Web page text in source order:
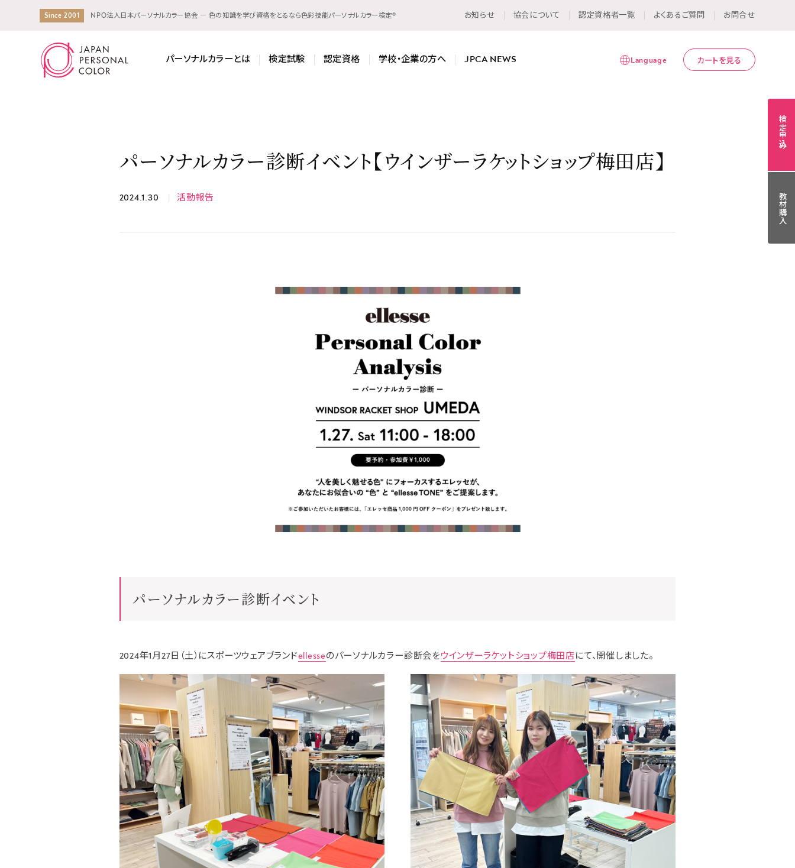
Since 2001 NPO法人日本パーソナルカラー協会 ― 色の知識を学び資格をとるなら色彩技能パーソナルカラー検定® お知らせ 協会について 認定資格者一覧 よくあるご質問 お問合せ
パーソナルカラーとは 検定試験 認定資格 学校・企業の方へ JPCA NEWS カートを見る
Language
検定申込み
教材購入
パーソナルカラー診断イベント【ウインザーラケットショップ梅田店】
2024.1.30 活動報告
パーソナルカラー診断イベント
2024年1月27日（土）にスポーツウェアブランドellesseのパーソナルカラー診断会をウインザーラケットショップ梅田店にて、開催しました。